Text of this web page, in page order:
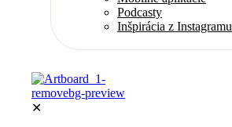
Podcasty
Inšpirácia z Instagramu
✕